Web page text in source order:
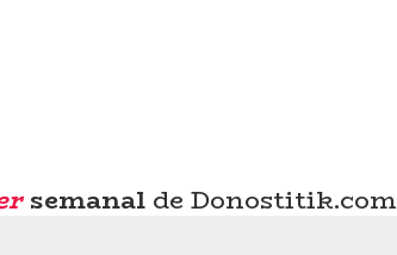
semanal de Donostitik.com